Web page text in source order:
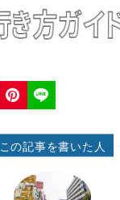
この記事を書いた人